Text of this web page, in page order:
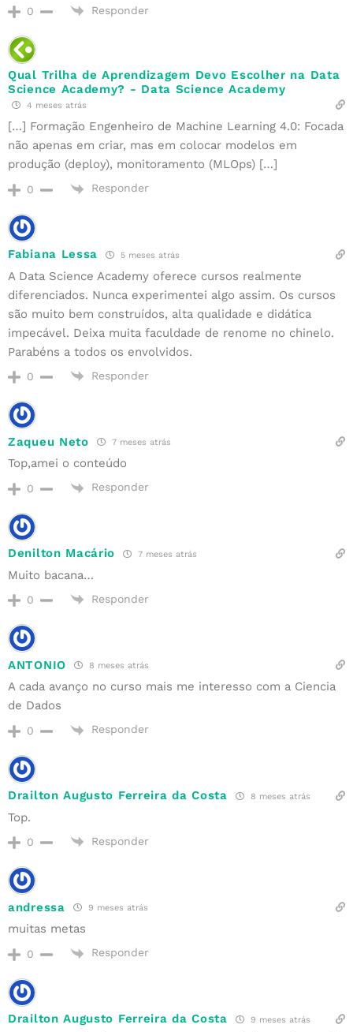
0 Responder
Qual Trilha de Aprendizagem Devo Escolher na Data
Science Academy? - Data Science Academy
4 meses atrás
[…] Formação Engenheiro de Machine Learning 4.0: Focada
não apenas em criar, mas em colocar modelos em
produção (deploy), monitoramento (MLOps) […]
0 Responder
Fabiana Lessa 5 meses atrás
A Data Science Academy oferece cursos realmente
diferenciados. Nunca experimentei algo assim. Os cursos
são muito bem construídos, alta qualidade e didática
impecável. Deixa muita faculdade de renome no chinelo.
Parabéns a todos os envolvidos.
0 Responder
Zaqueu Neto 7 meses atrás
Top,amei o conteúdo
0 Responder
Denilton Macário 7 meses atrás
Muito bacana…
0 Responder
ANTONIO 8 meses atrás
A cada avanço no curso mais me interesso com a Ciencia
de Dados
0 Responder
Drailton Augusto Ferreira da Costa 8 meses atrás
Top.
0 Responder
andressa 9 meses atrás
muitas metas
0 Responder
Drailton Augusto Ferreira da Costa 9 meses atrás